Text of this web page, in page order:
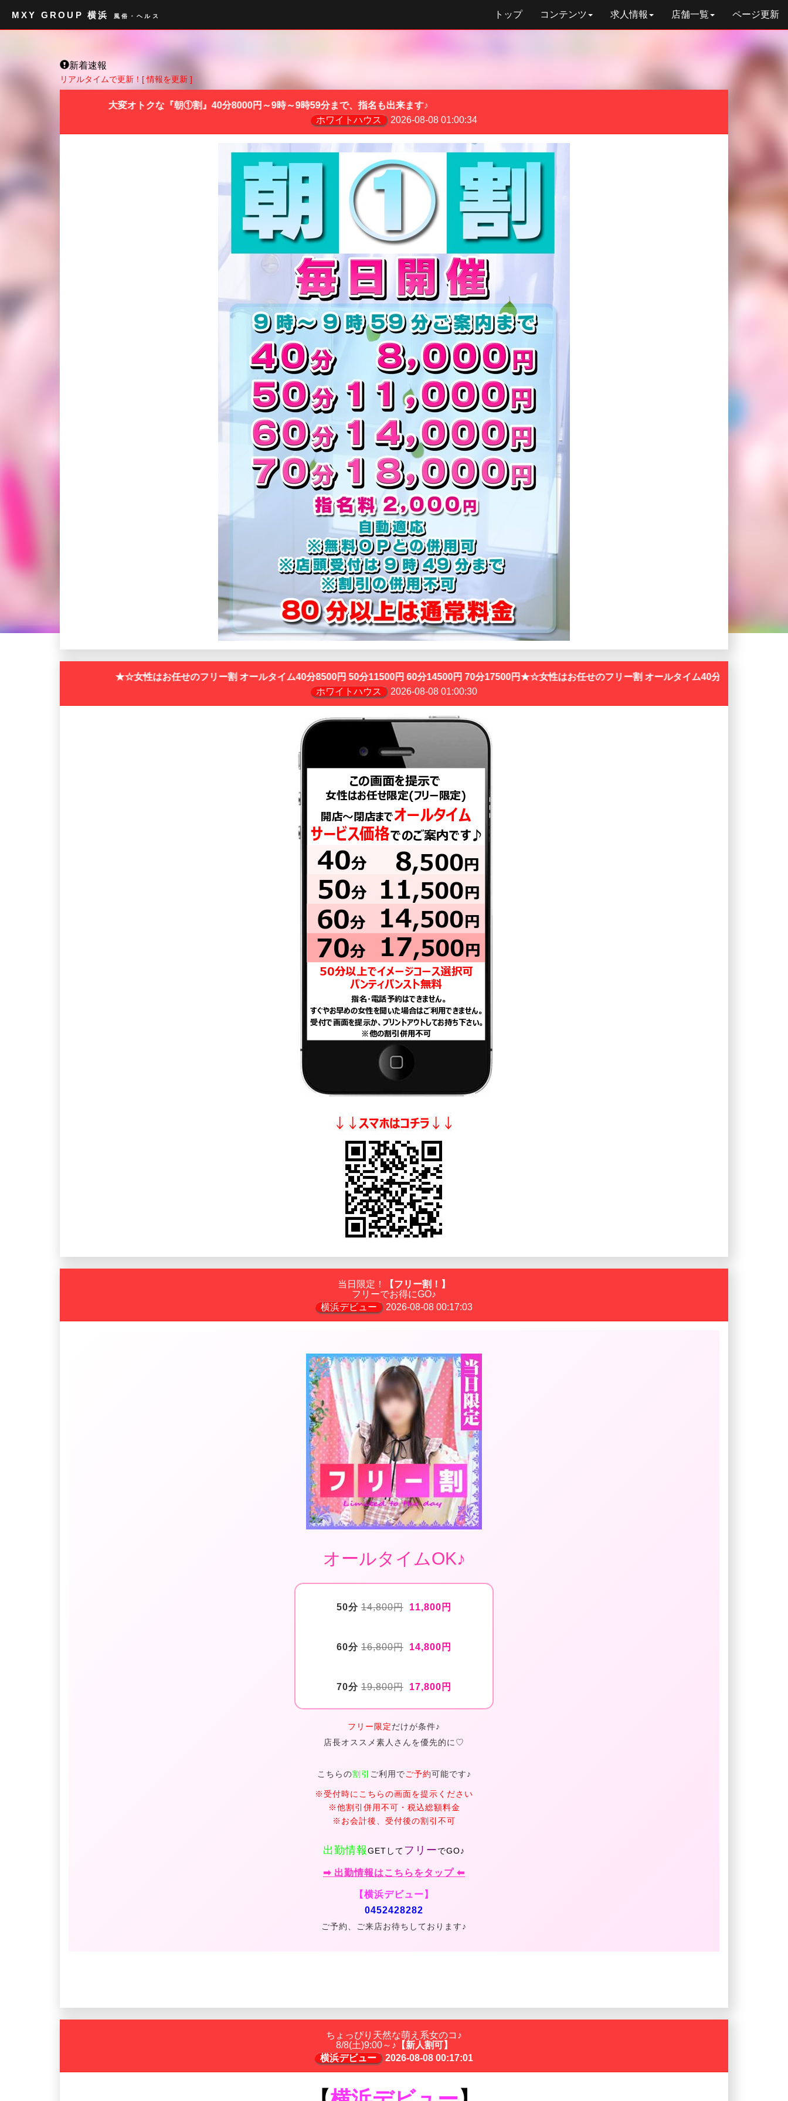
MXY GROUP 横浜 風俗・ヘルス トップ コンテンツ 求人情報 店舗一覧 ページ更新
新着速報
リアルタイムで更新！ [ 情報を更新 ]
大変オトクな『朝①割』40分8000円～9時～9時59分まで、指名も出来ます♪
ホワイトハウス
2026-08-08 01:00:34
★☆女性はお任せのフリー割 オールタイム40分8500円 50分11500円 60分14500円 70分17500円★☆女性はお任せのフリー割 オールタイム40分8500円 50分11500円 60分14500円
ホワイトハウス
2026-08-08 01:00:30
当日限定！
【フリー割！】
フリーでお得にGO♪
横浜デビュー
2026-08-08 00:17:03
オールタイムOK♪
50分 14,800円 11,800円
60分 16,800円 14,800円
70分 19,800円 17,800円
フリー限定だけが条件♪
店長オススメ素人さんを優先的に♡
こちらの割引 ご利用でご予約可能です♪
※受付時にこちらの画面を提示ください
※他割引併用不可・税込総額料金
※お会計後、受付後の割引不可
出勤情報GETして フリーでGO♪
➡ 出勤情報はこちらをタップ ⬅
【横浜デビュー】
0452428282
ご予約、ご来店お待ちしております♪
ちょっぴり天然な萌え系女のコ♪
8/8(土)9:00～♪ 【新人割可】
横浜デビュー
2026-08-08 00:17:01